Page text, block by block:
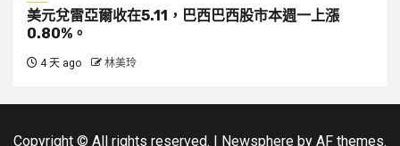
美元兌雷亞爾收在5.11，巴西巴西股市本週一上漲
0.80%。
4 天 ago 林美玲
Copyright © All rights reserved. | Newsphere by AF themes.